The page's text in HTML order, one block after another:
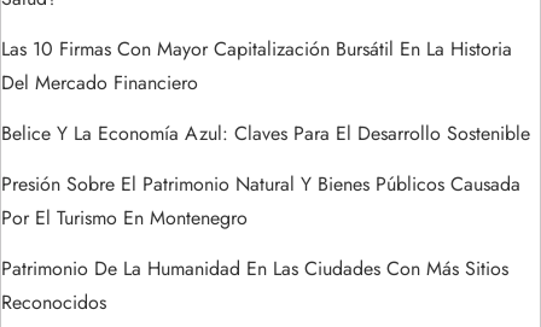
t
r
a
d
a
s
Las 10 Firmas Con Mayor Capitalización Bursátil En La Historia
Del Mercado Financiero
Belice Y La Economía Azul: Claves Para El Desarrollo Sostenible
Presión Sobre El Patrimonio Natural Y Bienes Públicos Causada
Por El Turismo En Montenegro
Patrimonio De La Humanidad En Las Ciudades Con Más Sitios
Reconocidos